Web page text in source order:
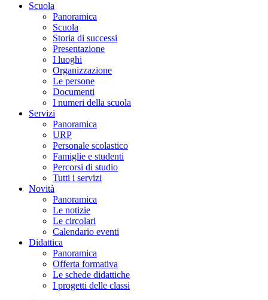
Scuola
Panoramica
Scuola
Storia di successi
Presentazione
I luoghi
Organizzazione
Le persone
Documenti
I numeri della scuola
Servizi
Panoramica
URP
Personale scolastico
Famiglie e studenti
Percorsi di studio
Tutti i servizi
Novità
Panoramica
Le notizie
Le circolari
Calendario eventi
Didattica
Panoramica
Offerta formativa
Le schede didattiche
I progetti delle classi